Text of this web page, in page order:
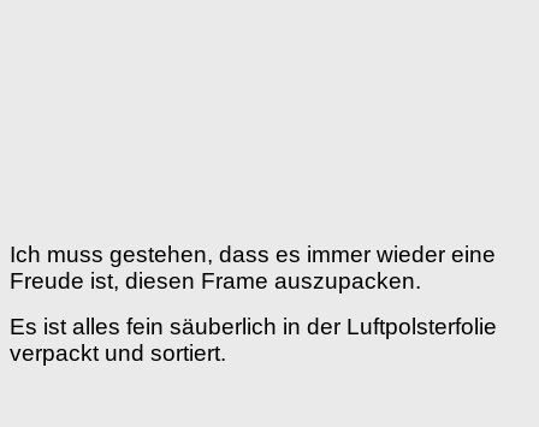
Ich muss gestehen, dass es immer wieder eine
Freude ist, diesen Frame auszupacken.
Es ist alles fein säuberlich in der Luftpolsterfolie
verpackt und sortiert.